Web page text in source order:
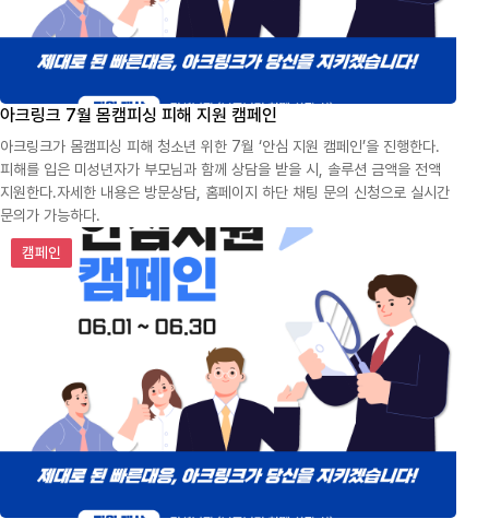
아크링크 7월 몸캠피싱 피해 지원 캠페인
아크링크가 몸캠피싱 피해 청소년 위한 7월 ‘안심 지원 캠페인’을 진행한다.
피해를 입은 미성년자가 부모님과 함께 상담을 받을 시, 솔루션 금액을 전액
지원한다.자세한 내용은 방문상담, 홈페이지 하단 채팅 문의 신청으로 실시간
문의가 가능하다.
아크링크 6월 몸캠피싱 피해 지원 캠페인
캠페인